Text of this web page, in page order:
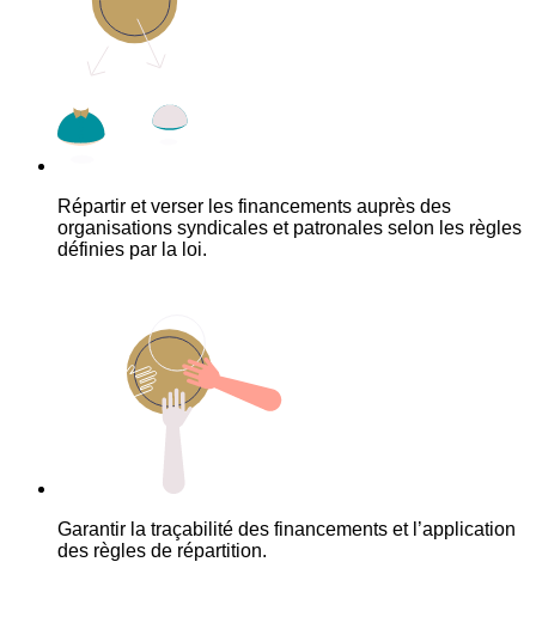
Répartir et verser les financements auprès des
organisations syndicales et patronales selon les règles
définies par la loi.
Garantir la traçabilité des financements et l’application
des règles de répartition.